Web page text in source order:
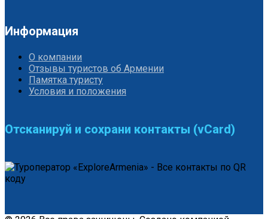
Информация
О компании
Отзывы туристов об Армении
Памятка туристу
Условия и положения
Отсканируй и сохрани контакты (vCard)